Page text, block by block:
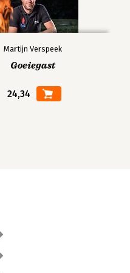
Martijn Verspeek
Goeiegast
24,34